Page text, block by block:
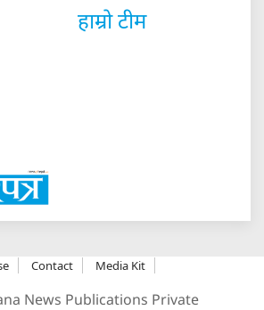
हाम्रो टीम
Contact Media Kit
News Publications Private